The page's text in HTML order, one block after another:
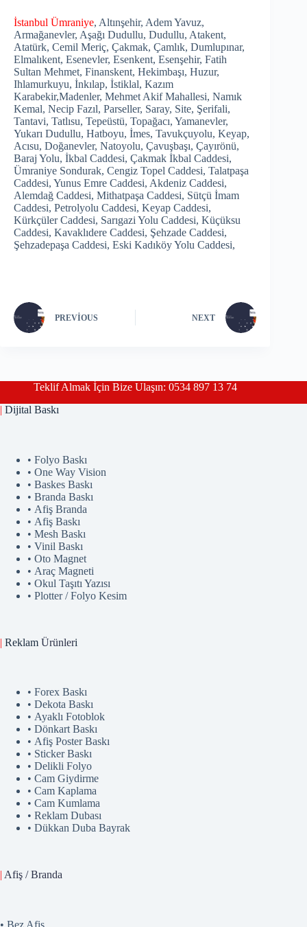
İstanbul Ümraniye, Altınşehir, Adem Yavuz,
Armağanevler, Aşağı Dudullu, Dudullu, Atakent,
Atatürk, Cemil Meriç, Çakmak, Çamlık, Dumlupınar,
Elmalıkent, Esenevler, Esenkent, Esenşehir, Fatih
Sultan Mehmet, Finanskent, Hekimbaşı, Huzur,
Ihlamurkuyu, İnkılap, İstiklal, Kazım
Karabekir,Madenler, Mehmet Akif Mahallesi, Namık
Kemal, Necip Fazıl, Parseller, Saray, Site, Şerifali,
Tantavi, Tatlısu, Tepeüstü, Topağacı, Yamanevler,
Yukarı Dudullu, Hatboyu, İmes, Tavukçuyolu, Keyap,
Acısu, Doğanevler, Natoyolu, Çavuşbaşı, Çayırönü,
Baraj Yolu, İkbal Caddesi, Çakmak İkbal Caddesi,
Ümraniye Sondurak, Cengiz Topel Caddesi, Talatpaşa
Caddesi, Yunus Emre Caddesi, Akdeniz Caddesi,
Alemdağ Caddesi, Mithatpaşa Caddesi, Sütçü İmam
Caddesi, Petrolyolu Caddesi, Keyap Caddesi,
Kürkçüler Caddesi, Sarıgazi Yolu Caddesi, Küçüksu
Caddesi, Kavaklıdere Caddesi, Şehzade Caddesi,
Şehzadepaşa Caddesi, Eski Kadıköy Yolu Caddesi,
PREVIOUS NEXT
Teklif Almak İçin Bize Ulaşın: 0534 897 13 74
| Dijital Baskı
• Folyo Baskı
• One Way Vision
• Baskes Baskı
• Branda Baskı
• Afiş Branda
• Afiş Baskı
• Mesh Baskı
• Vinil Baskı
• Oto Magnet
• Araç Magneti
• Okul Taşıtı Yazısı
• Plotter / Folyo Kesim
| Reklam Ürünleri
• Forex Baskı
• Dekota Baskı
• Ayaklı Fotoblok
• Dönkart Baskı
• Afiş Poster Baskı
• Sticker Baskı
• Delikli Folyo
• Cam Giydirme
• Cam Kaplama
• Cam Kumlama
• Reklam Dubası
• Dükkan Duba Bayrak
| Afiş / Branda